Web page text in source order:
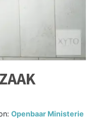
Openbaar Ministerie